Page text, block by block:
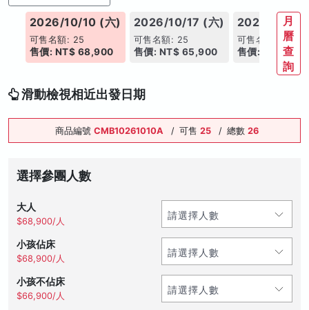
2026/10/10 (六)
可售名額: 25
售價: NT$ 68,900
2026/10/17 (六)
可售名額: 25
售價: NT$ 65,900
2026/10/24
可售名額: 25
售價: NT$
月
曆
查
詢
滑動檢視相近出發日期
商品編號 CMB10261010A / 可售 25 / 總數 26
選擇參團人數
大人
$68,900/人
小孩佔床
$68,900/人
小孩不佔床
$66,900/人